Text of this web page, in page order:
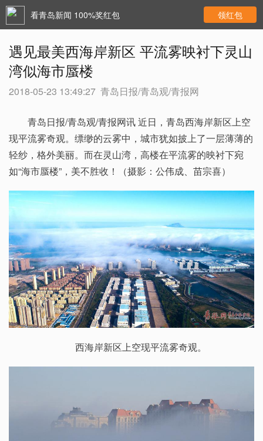
看青岛新闻 100%奖红包 领红包
遇见最美西海岸新区 平流雾映衬下灵山
湾似海市蜃楼
2018-05-23 13:49:27 青岛日报/青岛观/青报网
青岛日报/青岛观/青报网讯 近日，青岛西海岸新区上空
现平流雾奇观。缥缈的云雾中，城市犹如披上了一层薄薄的
轻纱，格外美丽。而在灵山湾，高楼在平流雾的映衬下宛
如“海市蜃楼”，美不胜收！（摄影：公伟成、苗宗喜）
西海岸新区上空现平流雾奇观。